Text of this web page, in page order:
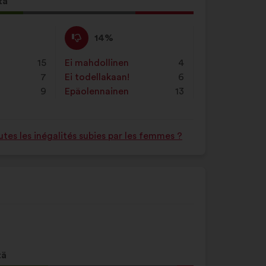
15
7
9
Eri
mieltä
:
14%
Tätä
ehdotusta
on
luonnehdittu
seuraavasti:
Ei mahdollinen
: 4
kertaa
Ei todellakaan!
: 6
kertaa
Epäolennainen
: 13
kertaa
les inégalités subies par les femmes ?